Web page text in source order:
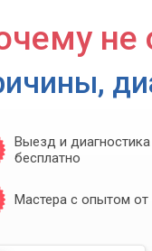
не
Выезд и
бесплатно
Мастера с опытом от